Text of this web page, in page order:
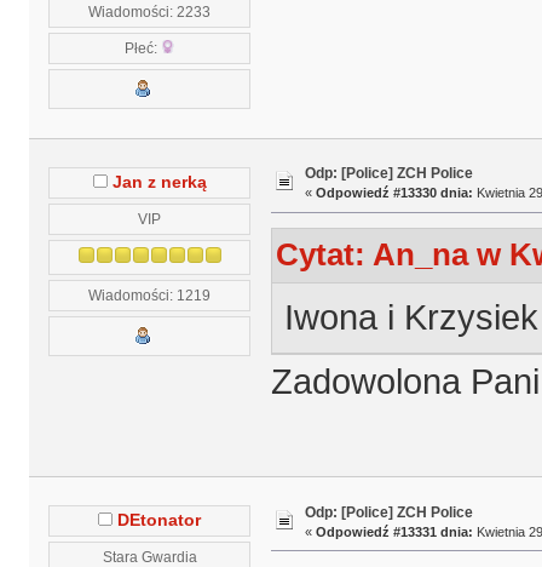
Wiadomości: 2233
Płeć:
Jan z nerką
VIP
Wiadomości: 1219
Odp: [Police] ZCH Police
« Odpowiedź #13330 dnia: Kwietnia
Cytat: An_na w
Iwona i Krzysiek
Zadowolona
DEtonator
Stara Gwardia
Odp: [Police] ZCH Police
« Odpowiedź #13331 dnia: Kwietnia